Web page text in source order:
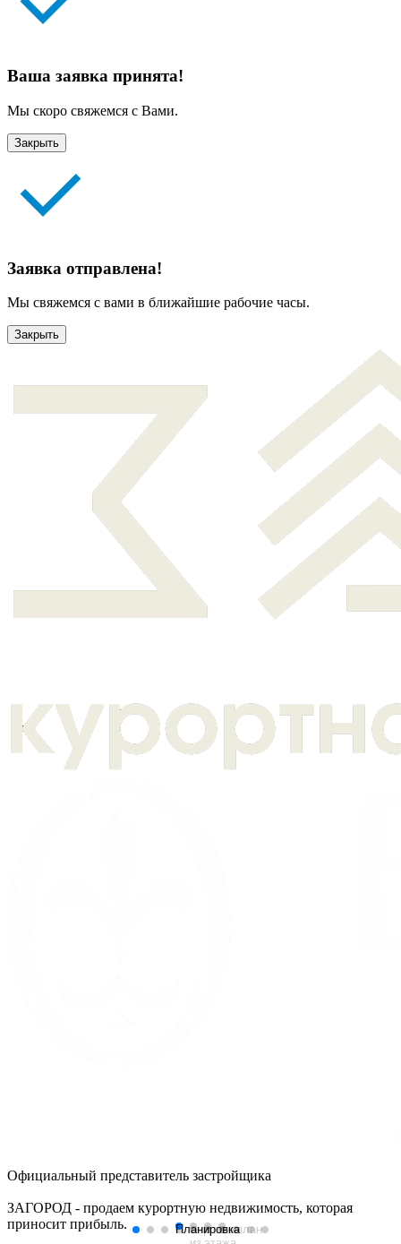
Планировка
ВидПланГенплан
Ваша заявка принята!
Мы скоро свяжемся с Вами.
Закрыть
Заявка отправлена!
Мы свяжемся с вами в ближайшие рабочие часы.
Закрыть
Официальный представитель застройщика
ЗАГОРОД - продаем курортную недвижимость, которая
приносит прибыль.